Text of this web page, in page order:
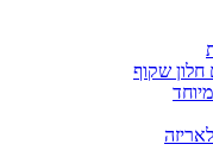
חלון שקוף